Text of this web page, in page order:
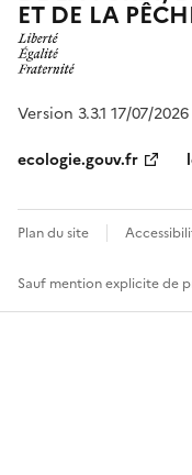
ET DE LA
Version 3.3.1 17/07/2026
ecologie.gouv.fr
Plan du site
Sauf mention explicite de